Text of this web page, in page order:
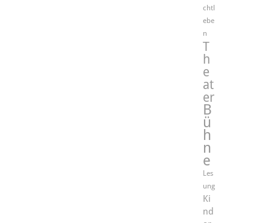
chtl
ebe
n
T
h
e
at
er
B
ü
h
n
e
Les
ung
Ki
nd